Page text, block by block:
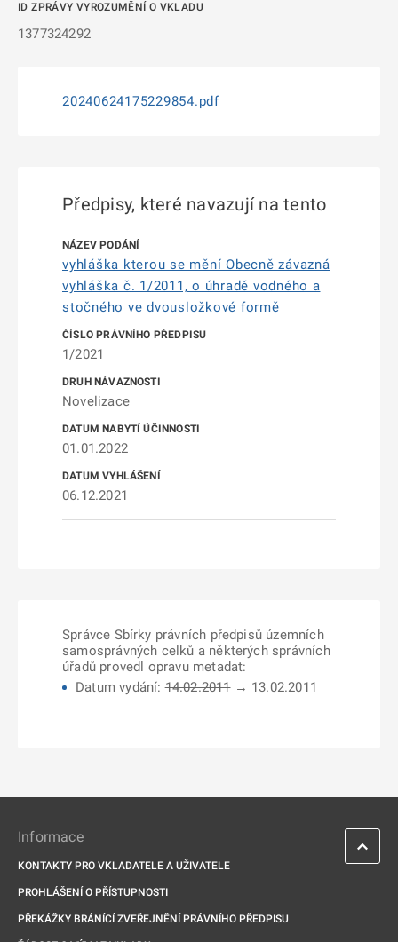
ID ZPRÁVY VYROZUMĚNÍ O VKLADU
1377324292
20240624175229854.pdf
Předpisy, které navazují na tento
vyhláška kterou se mění Obecně závazná
vyhláška č. 1/2011, o úhradě vodného a
stočného ve dvousložkové formě
1/2021
Novelizace
01.01.2022
06.12.2021
Správce Sbírky právních předpisů územních
samosprávných celků a některých správních
úřadů provedl opravu metadat:
Datum vydání:14.02.2011→ 13.02.2011
Informace
KONTAKTY PRO VKLADATELE A UŽIVATELE
PROHLÁŠENÍ O PŘÍSTUPNOSTI
PŘEKÁŽKY BRÁNÍCÍ ZVEŘEJNĚNÍ PRÁVNÍHO PŘEDPISU